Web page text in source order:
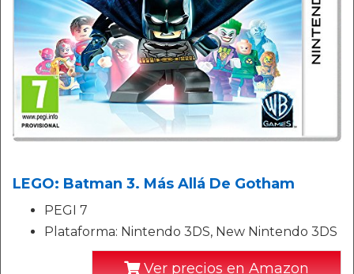
LEGO: Batman 3. Más Allá De Gotham
PEGI 7
Plataforma: Nintendo 3DS, New Nintendo 3DS
Ver precios en Amazon